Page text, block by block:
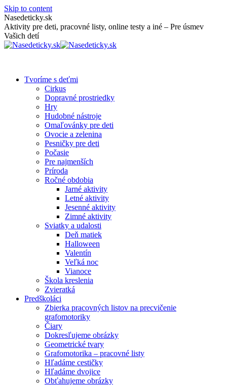
Skip to content
Nasedeticky.sk
Aktivity pre deti, pracovné listy, online testy a iné – Pre úsmev
Vašich detí
Tvoríme s deťmi
Cirkus
Dopravné prostriedky
Hry
Hudobné nástroje
Omaľovánky pre deti
Ovocie a zelenina
Pesničky pre deti
Počasie
Pre najmenších
Príroda
Ročné obdobia
Jarné aktivity
Letné aktivity
Jesenné aktivity
Zimné aktivity
Sviatky a udalosti
Deň matiek
Halloween
Valentín
Veľká noc
Vianoce
Škola kreslenia
Zvieratká
Predškoláci
Zbierka pracovných listov na precvičenie
grafomotoriky
Čiary
Dokresľujeme obrázky
Geometrické tvary
Grafomotorika – pracovné listy
Hľadáme cestičky
Hľadáme dvojice
Obťahujeme obrázky